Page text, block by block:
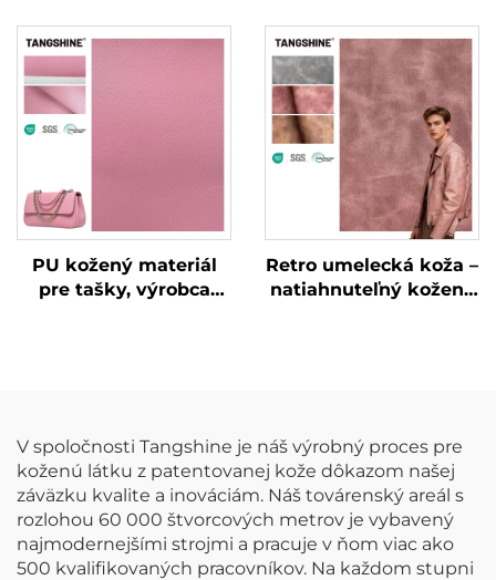
gauče
špeciálne vyrobená
umelecká koža
PU kožený materiál
pre tašky, výrobca
Retro umelecká koža –
natiahnuteľný kožený
V spoločnosti Tangshine je náš výrobný proces pre
koženú látku z patentovanej kože dôkazom našej
záväzku kvalite a inováciám. Náš továrenský areál s
rozlohou 60 000 štvorcových metrov je vybavený
najmodernejšími strojmi a pracuje v ňom viac ako
500 kvalifikovaných pracovníkov. Na každom stupni